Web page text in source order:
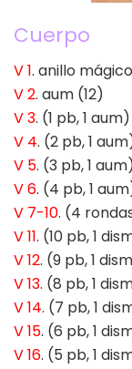
Cuerpo
V 1. anillo
V 2. aum (12)
V 3. (1 pb, 1
V 4. (2 pb, 1
V 5. (3 pb, 1
V 6. (4 pb, 1
V 7-10. (4
V 11. (10 pb, 1
V 12. (9 pb, 1
V 13. (8 pb, 1
V 14. (7 pb, 1
V 15. (6 pb, 1
V 16. (5 pb, 1